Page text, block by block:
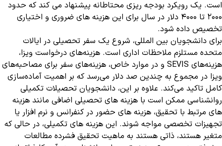
است. یک رویکرد بودجه ریزی محتاطانه پیشنهاد می کند که حدود
2000 تا 4000 دلار در سال برای این هزینه های ضروری و اختیاری
تخصیص داده شود.
برای دانشجویان بین المللی، شروع یک سفر تحصیلی در ایالات
متحده مستلزم ملاحظات اداری است. هزینه‌های درخواست ویزا،
هزینه‌های SEVIS و در موارد خاص، هزینه‌های سفر برای مصاحبه‌های
ویزا در مجموع به چندین صد دلار می‌رسد که بر اهمیت آماده‌سازی
کامل تاکید می‌کند. علاوه بر این، دانشجویان تحصیلات تکمیلی
روانشناسی ممکن است با هزینه های تحصیلی اضافی مانند هزینه
های مرتبط با تحقیق، هزینه های حضور در کنفرانس و نرم افزار یا
تجهیزات تخصصی مواجه شوند. این هزینه های تکمیلی، در حالی که
متغیر هستند، ذاتی هستند به ماهیت تحقیق فشرده مطالعات